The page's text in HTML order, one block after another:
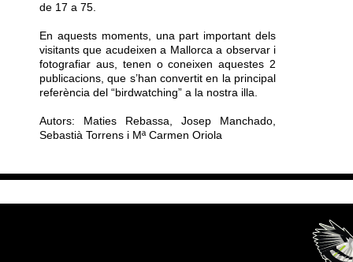
de 17 a 75.
En aquests moments, una part important dels
visitants que acudeixen a Mallorca a observar i
fotografiar aus, tenen o coneixen aquestes 2
publicacions, que s’han convertit en la principal
referència del “birdwatching” a la nostra illa.
Autors: Maties Rebassa, Josep Manchado,
Sebastià Torrens i Mª Carmen Oriola